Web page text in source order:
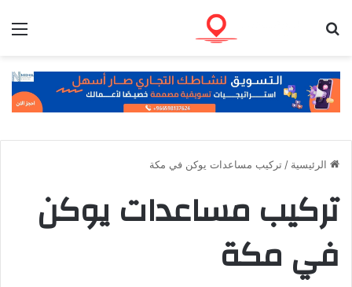
الرئيسية / تركيب مساعدات يوكن في مكة
تركيب مساعدات يوكن
في مكة